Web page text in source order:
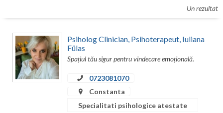
Bucuresti
Buzau
Calarasi
Un rezultat
Psiholog Clinician, Psihoterapeut, Iuliana
Fülas
Spațiul tău sigur pentru vindecare emoțională.
0723081070
Constanta
Specialitati psihologice atestate